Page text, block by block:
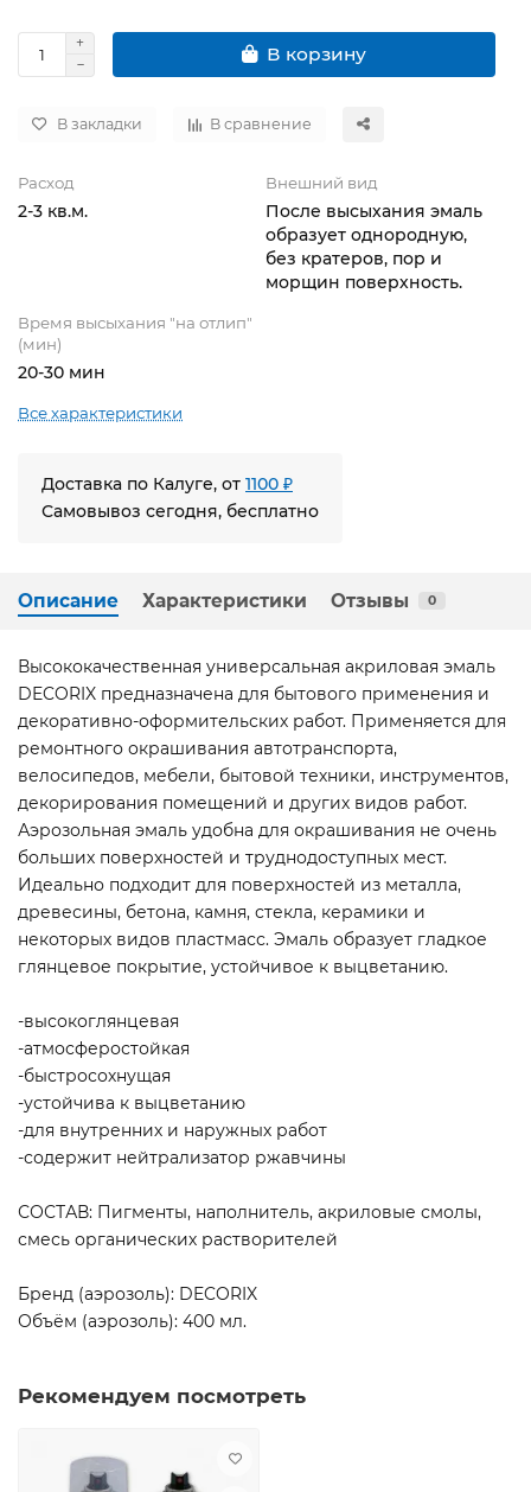
В корзину
В закладки В сравнение
Расход
2-3 кв.м.
Внешний вид
После высыхания эмаль
образует однородную,
без кратеров, пор и
морщин поверхность.
Время высыхания "на отлип"
(мин)
20-30 мин
Все характеристики
Доставка по Калуге, от 1100 ₽
Самовывоз сегодня, бесплатно
Описание Характеристики Отзывы 0
Высококачественная универсальная акриловая эмаль
DECORIX предназначена для бытового применения и
декоративно-оформительских работ. Применяется для
ремонтного окрашивания автотранспорта,
велосипедов, мебели, бытовой техники, инструментов,
декорирования помещений и других видов работ.
Аэрозольная эмаль удобна для окрашивания не очень
больших поверхностей и труднодоступных мест.
Идеально подходит для поверхностей из металла,
древесины, бетона, камня, стекла, керамики и
некоторых видов пластмасс. Эмаль образует гладкое
глянцевое покрытие, устойчивое к выцветанию.
-высокоглянцевая
-атмосферостойкая
-быстросохнущая
-устойчива к выцветанию
-для внутренних и наружных работ
-содержит нейтрализатор ржавчины
СОСТАВ: Пигменты, наполнитель, акриловые смолы,
смесь органических растворителей
Бренд (аэрозоль): DECORIX
Объём (аэрозоль): 400 мл.
Рекомендуем посмотреть